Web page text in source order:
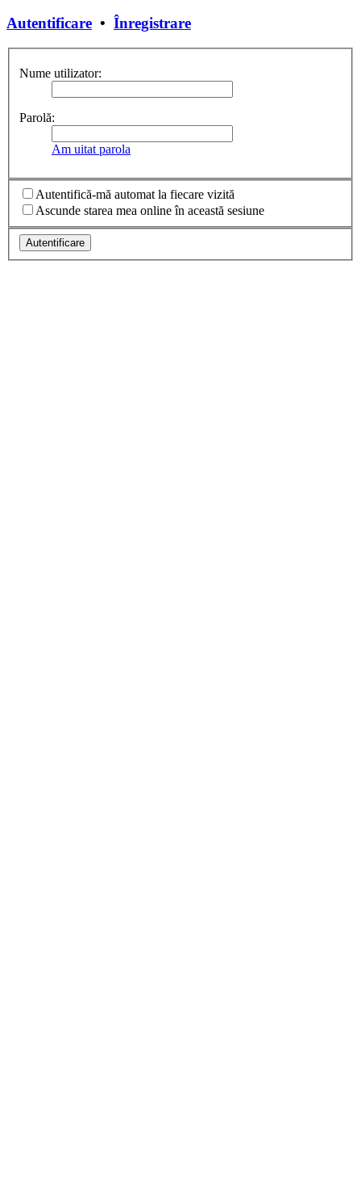
Autentificare • Înregistrare
Nume utilizator:
Parolă:
Am uitat parola
Autentifică-mă automat la fiecare vizită
Ascunde starea mea online în această sesiune